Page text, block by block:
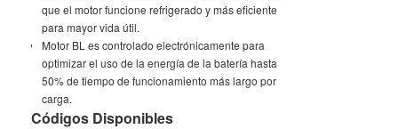
que el motor funcione refrigerado y más eficiente
para mayor vida útil.
Motor BL es controlado electrónicamente para
optimizar el uso de la energía de la batería hasta
50% de tiempo de funcionamiento más largo por
carga.
Códigos Disponibles